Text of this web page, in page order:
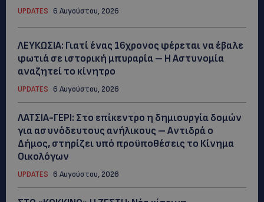
UPDATES 6 Αυγούστου, 2026
ΛΕΥΚΩΣΙΑ: Γιατί ένας 16χρονος φέρεται να έβαλε
φωτιά σε ιστορική μπυραρία – Η Αστυνομία
αναζητεί το κίνητρο
UPDATES 6 Αυγούστου, 2026
ΛΑΤΣΙΑ-ΓΕΡΙ: Στο επίκεντρο η δημιουργία δομών
για ασυνόδευτους ανήλικους – Αντιδρά ο
Δήμος, στηρίζει υπό προϋποθέσεις το Κίνημα
Οικολόγων
UPDATES 6 Αυγούστου, 2026